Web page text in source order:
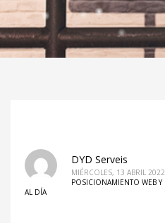
DYD Serveis
MIÉRCOLES, 13 ABRIL 2022
POSICIONAMIENTO WEB Y
AL DÍA